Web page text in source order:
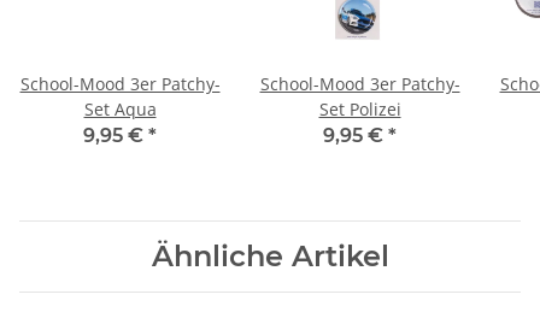
School-Mood 3er Patchy-
Set Aqua
9,95 € *
School-Mood 3er Patchy-
Set Polizei
9,95 € *
Ähnliche Artikel